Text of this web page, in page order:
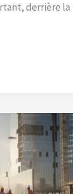
derrière la